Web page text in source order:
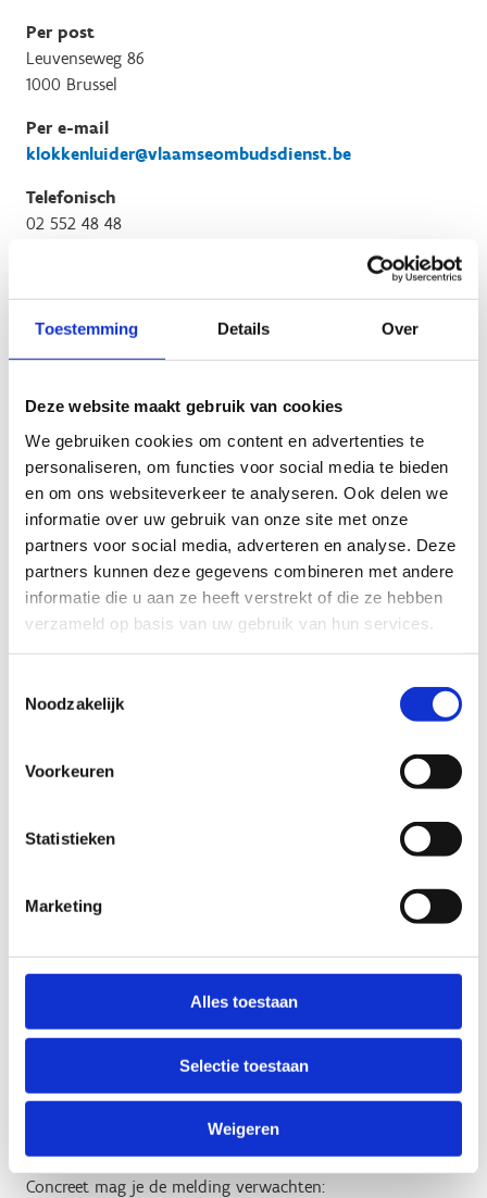
Toestemming Details Over
Deze website maakt gebruik van cookies
We gebruiken cookies om content en advertenties te
personaliseren, om functies voor social media te bieden
en om ons websiteverkeer te analyseren. Ook delen we
informatie over uw gebruik van onze site met onze
partners voor social media, adverteren en analyse. Deze
partners kunnen deze gegevens combineren met andere
informatie die u aan ze heeft verstrekt of die ze hebben
verzameld op basis van uw gebruik van hun services.
Noodzakelijk
Voorkeuren
Statistieken
Marketing
Alles toestaan
Selectie toestaan
Weigeren
Per post
Leuvenseweg 86
1000 Brussel
Per e-mail
klokkenluider@vlaamseombudsdienst.be
Telefonisch
02 552 48 48
De Vlaamse Ombudsdienst kan beslissen om je melding
de inbreuk van geringe betekenis is;
de melding betrekking heeft op feiten die in een
en de nieuwe melding geen nieuwe informatie van
betekenis bevat.
Verder verloop van je melding
Ontvangstmelding
Je ontvangt als melder binnen de zeven dagen na de dag
waarop het meldkanaal je melding ontvangen heeft een
Dan krijg je meteen meer informatie over je melding.
Je je uitdrukkelijk verzet hebt tegen het krijgen van
Het krijgen van een ontvangstmelding de
bescherming van je identiteit in gevaar brengt.
Je de melding anoniem hebt gedaan.
Meer informatie over je melding
Binnen een redelijke termijn krijg je informatie over wat er
met je melding gebeurde, tenzij je de melding anoniem
Concreet mag je de melding verwachten: